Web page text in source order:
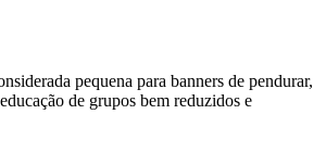
pequena para banners de pendurar,
de grupos bem reduzidos e